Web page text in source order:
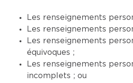
Les renseignements
Les renseignements
Les renseignements
équivoques ;
Les renseignements
incomplets ; ou